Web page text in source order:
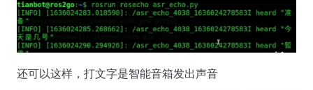
还可以这样，打文字是智能音箱发出声音